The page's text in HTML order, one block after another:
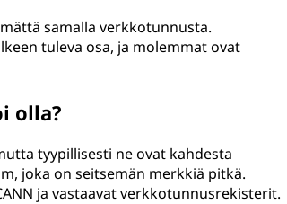
samalla verkkotunnusta.
tuleva osa, ja molemmat ovat
olla?
tyypillisesti ne ovat kahdesta
joka on seitsemän merkkiä pitkä.
ja vastaavat verkkotunnusrekisterit.